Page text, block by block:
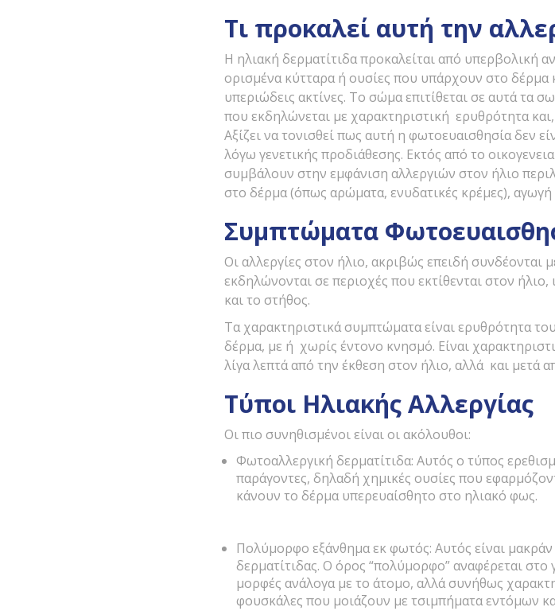
Τι προκαλεί αυτή την
Η ηλιακή δερματίτιδα προκαλείται από υπερβολική
ορισμένα κύτταρα ή ουσίες που υπάρχουν στο δέρμα
υπεριώδεις ακτίνες. Το σώμα επιτίθεται σε αυτά τα
που εκδηλώνεται με χαρακτηριστική ερυθρότητα
Αξίζει να τονισθεί πως αυτή η φωτοευαισθησία δεν
λόγω γενετικής προδιάθεσης. Εκτός από το
συμβάλουν στην εμφάνιση αλλεργιών στον ήλιο
στο δέρμα (όπως αρώματα, ενυδατικές κρέμες),
Συμπτώματα
Οι αλλεργίες στον ήλιο, ακριβώς επειδή
εκδηλώνονται σε περιοχές που εκτίθενται στον
και το στήθος.
Τα χαρακτηριστικά συμπτώματα είναι ερυθρότητα
δέρμα, με ή χωρίς έντονο κνησμό. Είναι
λίγα λεπτά από την έκθεση στον ήλιο, αλλά και μετά
Τύποι Ηλιακής Αλλεργίας
Οι πιο συνηθισμένοι είναι οι ακόλουθοι:
Φωτοαλλεργική δερματίτιδα: Αυτός ο τύπος
παράγοντες, δηλαδή χημικές ουσίες που
κάνουν το δέρμα υπερευαίσθητο στο ηλιακό φως.
Πολύμορφο εξάνθημα εκ φωτός: Αυτός είναι
δερματίτιδας. Ο όρος “πολύμορφο” αναφέρεται στο
μορφές ανάλογα με το άτομο, αλλά συνήθως
φουσκάλες που μοιάζουν με τσιμπήματα εντόμων